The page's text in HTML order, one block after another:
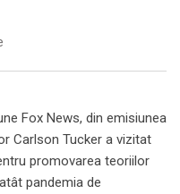
Fox News, din emisiunea
Carlson Tucker a vizitat
promovarea teoriilor
pandemia de